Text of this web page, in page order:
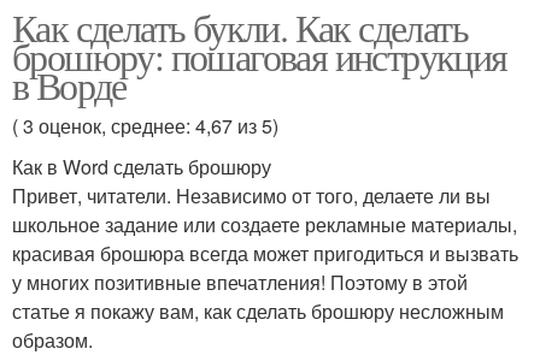
Как сделать букли. Как сделать
брошюру: пошаговая инструкция
в Ворде
( 3 оценок, среднее: 4,67 из 5)
Как в Word сделать брошюру
Привет, читатели. Независимо от того, делаете ли вы
школьное задание или создаете рекламные материалы,
красивая брошюра всегда может пригодиться и вызвать
у многих позитивные впечатления! Поэтому в этой
статье я покажу вам, как сделать брошюру несложным
образом.